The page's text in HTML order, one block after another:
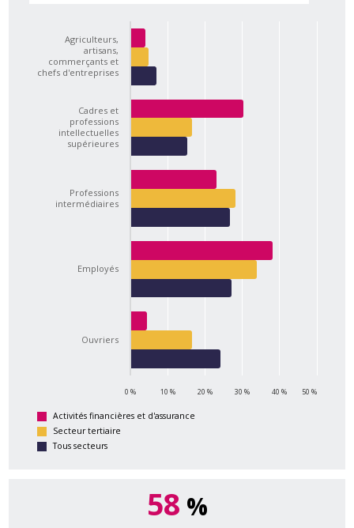
Agriculteurs,
artisans,
commerçants et
chefs d'entreprises
Cadres et
professions
intellectuelles
supérieures
Professions
intermédiaires
Employés
Ouvriers
0 % 10 % 20 % 30 % 40 % 50 %
Activités financières et d'assurance
Secteur tertiaire
Tous secteurs
58 %